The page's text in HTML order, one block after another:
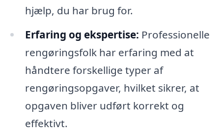
hjælp, du har brug for.
Erfaring og ekspertise: Professionelle
rengøringsfolk har erfaring med at
håndtere forskellige typer af
rengøringsopgaver, hvilket sikrer, at
opgaven bliver udført korrekt og
effektivt.